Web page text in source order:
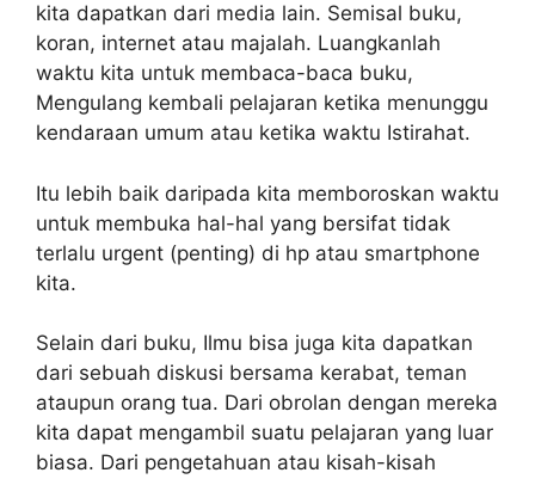
kita dapatkan dari media lain. Semisal buku,
koran, internet atau majalah. Luangkanlah
waktu kita untuk membaca-baca buku,
Mengulang kembali pelajaran ketika menunggu
kendaraan umum atau ketika waktu Istirahat.
Itu lebih baik daripada kita memboroskan waktu
untuk membuka hal-hal yang bersifat tidak
terlalu urgent (penting) di hp atau smartphone
kita.
Selain dari buku, Ilmu bisa juga kita dapatkan
dari sebuah diskusi bersama kerabat, teman
ataupun orang tua. Dari obrolan dengan mereka
kita dapat mengambil suatu pelajaran yang luar
biasa. Dari pengetahuan atau kisah-kisah